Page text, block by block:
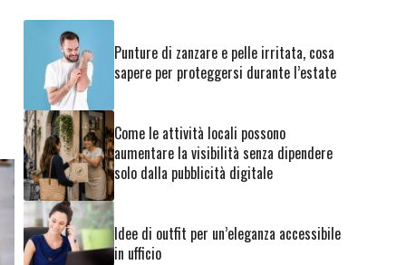
Punture di zanzare e pelle irritata, cosa
sapere per proteggersi durante l’estate
Come le attività locali possono
aumentare la visibilità senza dipendere
solo dalla pubblicità digitale
Idee di outfit per un’eleganza accessibile
in ufficio